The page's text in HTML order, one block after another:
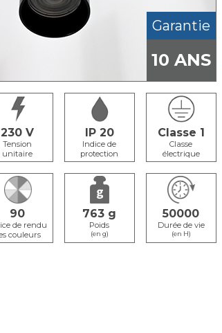
Garantie
10 ANS
230
Tension
unitaire
IP 20
Indice de
protection
Classe 1
Classe
électrique
90 763
Poids
(en g)
50000
Durée de vie
(en H)